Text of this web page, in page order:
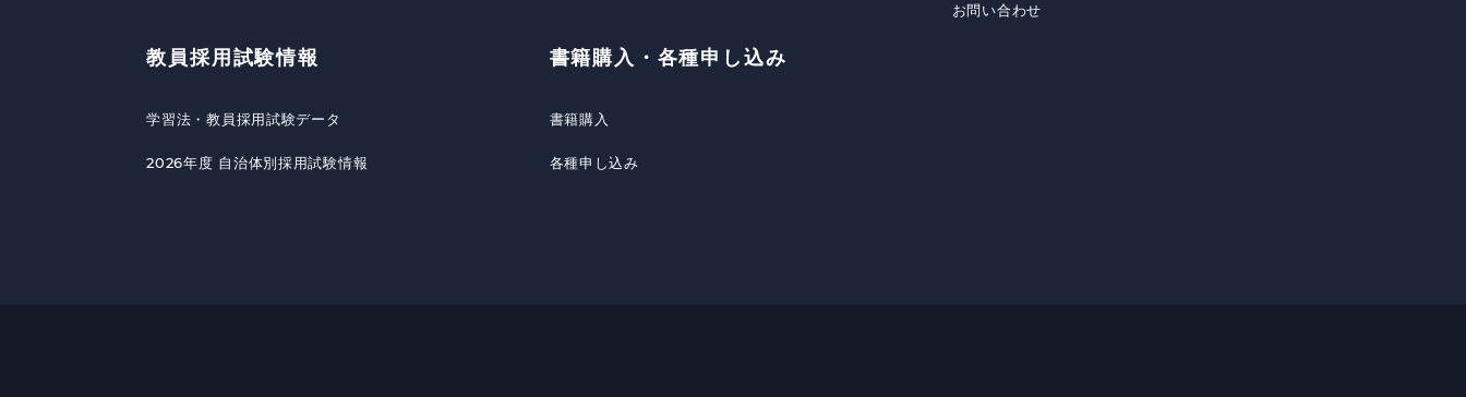
教員採用試験情報
学習法・教員採用試験データ
2026年度 自治体別採用試験情報
書籍購入・各種申し込み
書籍購入
各種申し込み
お問い合わせ